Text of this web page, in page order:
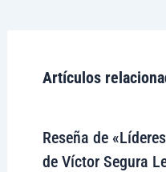
Artículos
Reseña de
de Víctor Segura